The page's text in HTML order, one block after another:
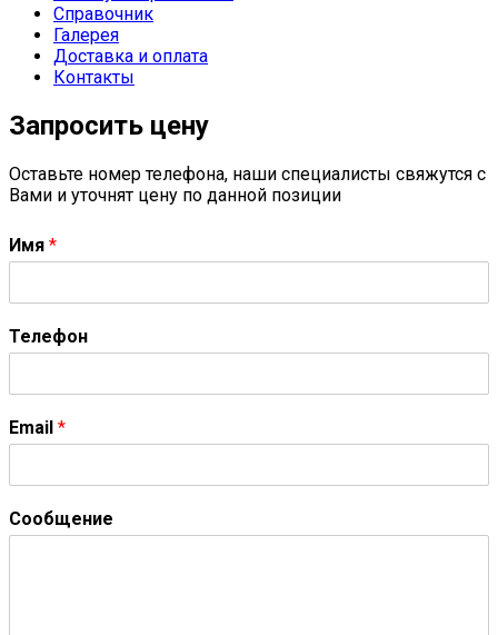
Справочник
Галерея
Доставка и оплата
Контакты
Запросить цену
Оставьте номер телефона, наши специалисты свяжутся с
Вами и уточнят цену по данной позиции
Имя *
Телефон
Email *
Сообщение